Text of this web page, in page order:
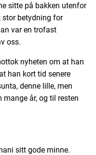
sitte på bakken utenfor
stor betydning for
var en trofast
oss.
nyheten om at han
han kort tid senere
denne lille, men
år, og til resten
sitt gode minne.